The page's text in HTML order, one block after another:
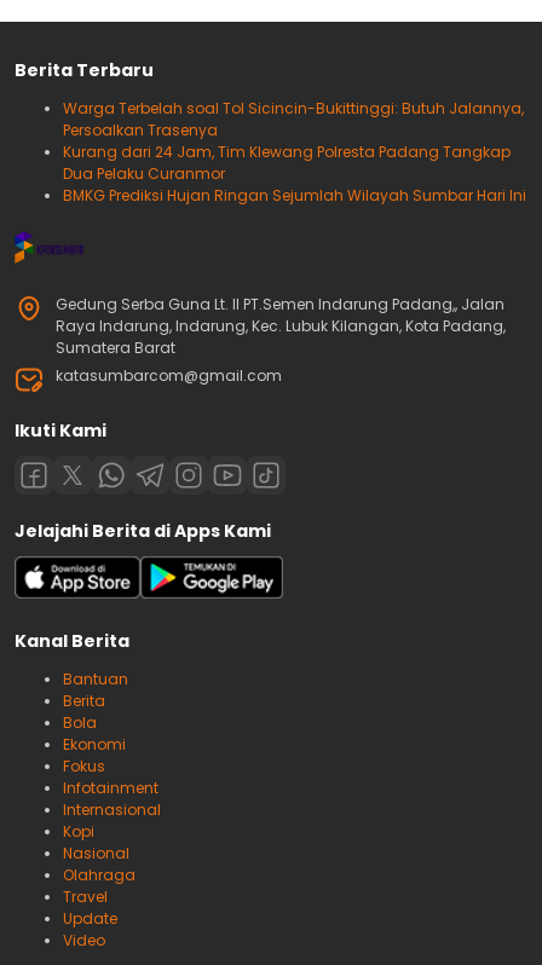
Berita Terbaru
Warga Terbelah soal Tol Sicincin-Bukittinggi: Butuh Jalannya,
Persoalkan Trasenya
Kurang dari 24 Jam, Tim Klewang Polresta Padang Tangkap
Dua Pelaku Curanmor
BMKG Prediksi Hujan Ringan Sejumlah Wilayah Sumbar Hari Ini
Gedung Serba Guna Lt. II PT.Semen Indarung Padang,, Jalan
Raya Indarung, Indarung, Kec. Lubuk Kilangan, Kota Padang,
Sumatera Barat
katasumbarcom@gmail.com
Ikuti Kami
Jelajahi Berita di Apps Kami
Kanal Berita
Bantuan
Berita
Bola
Ekonomi
Fokus
Infotainment
Internasional
Kopi
Nasional
Olahraga
Travel
Update
Video